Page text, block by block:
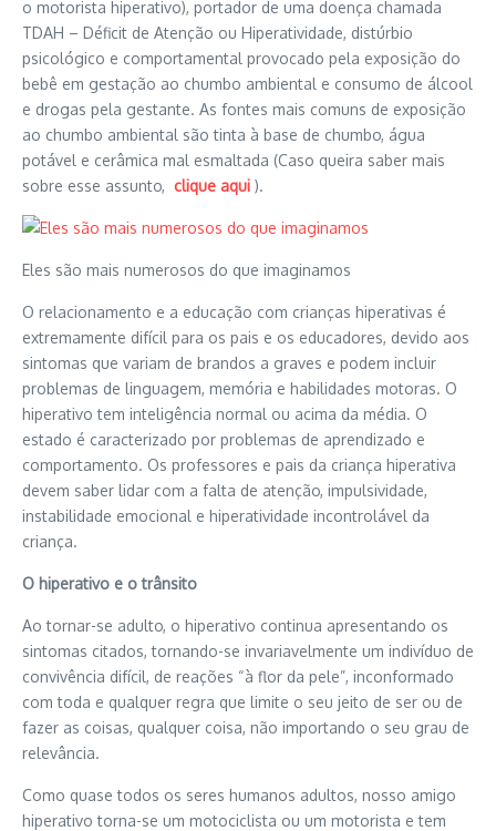
o motorista hiperativo), portador de uma doença chamada
TDAH – Déficit de Atenção ou Hiperatividade, distúrbio
psicológico e comportamental provocado pela exposição do
bebê em gestação ao chumbo ambiental e consumo de álcool
e drogas pela gestante. As fontes mais comuns de exposição
ao chumbo ambiental são tinta à base de chumbo, água
potável e cerâmica mal esmaltada (Caso queira saber mais
sobre esse assunto, clique aqui ).
Eles são mais numerosos do que imaginamos
O relacionamento e a educação com crianças hiperativas é
extremamente difícil para os pais e os educadores, devido aos
sintomas que variam de brandos a graves e podem incluir
problemas de linguagem, memória e habilidades motoras. O
hiperativo tem inteligência normal ou acima da média. O
estado é caracterizado por problemas de aprendizado e
comportamento. Os professores e pais da criança hiperativa
devem saber lidar com a falta de atenção, impulsividade,
instabilidade emocional e hiperatividade incontrolável da
criança.
O hiperativo e o trânsito
Ao tornar-se adulto, o hiperativo continua apresentando os
sintomas citados, tornando-se invariavelmente um indivíduo de
convivência difícil, de reações “à flor da pele”, inconformado
com toda e qualquer regra que limite o seu jeito de ser ou de
fazer as coisas, qualquer coisa, não importando o seu grau de
relevância.
Como quase todos os seres humanos adultos, nosso amigo
hiperativo torna-se um motociclista ou um motorista e tem